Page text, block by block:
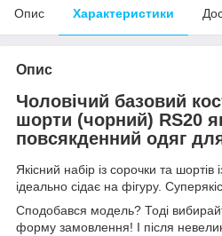
Опис Характеристики
Опис
Чоловічий базовий
шорти (чорний) RS20
повсякденний одяг
Якісний набір із сорочки та шортів
ідеально сідає на фігуру.
Сподобався модель? Тоді
форму замовлення! І після